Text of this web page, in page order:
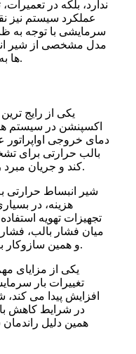
ندارد، بلکه در
عملکرد سیستم نیز
سرمایشی با توجه به
مدل مشخصی از شیر
ها به صورت جداگانه بررسی می شوند.
اکسپنشن در سیستم
دمای خروجی
بالب حرارتی برای
کند و جریان مبرد را به شکل خودکار تنظیم می نماید.
شیر انبساط حرارتی
هزینه، در
تجهیزات تهویه
میان فشار بالب،
و همین سازوکار باعث کنترل مناسب مبرد می شود.
یکی از مزایای
تغییرات بار
افزایش پیدا می
در شرایط کاهش
همین دلیل